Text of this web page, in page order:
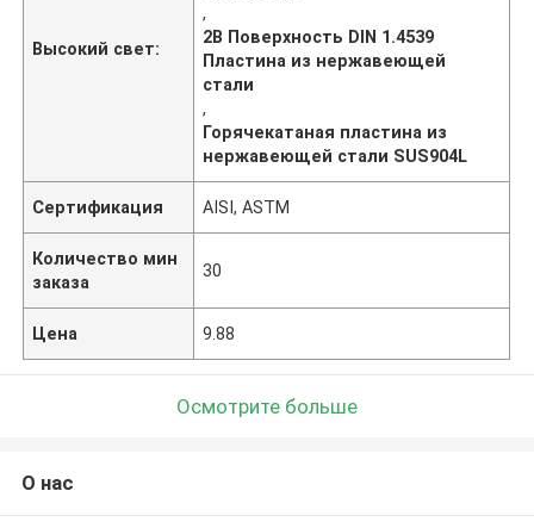
Высокий свет:
,
2B Поверхность DIN 1.4539
Пластина из нержавеющей
стали
,
Горячекатаная пластина из
нержавеющей стали SUS904L
Сертификация AISI, ASTM
Количество мин
заказа
30
Цена 9.88
Осмотрите больше
О нас